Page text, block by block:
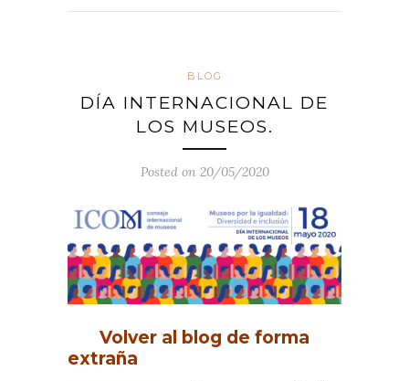
BLOG
DÍA INTERNACIONAL DE
LOS MUSEOS.
Posted on 20/05/2020
Volver al blog de forma
extraña